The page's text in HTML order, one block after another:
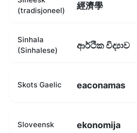
(tradisjoneel)
經濟學
Sinhala
(Sinhalese)
ආර්ථික විද්‍යාව
Skots Gaelic eaconamas
Sloveensk ekonomija